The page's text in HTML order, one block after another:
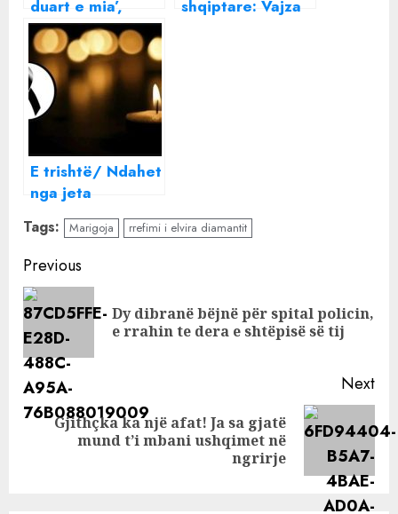
duart e mia’,
gazetarja e
njohur shqiptare
rrëfen momentin
e trishtë
shqiptare: Vajza
E trishtë/ Ndahet
nga jeta
shkrimtari i
njohur shqiptar
Tags: Marigoja rrefimi i elvira diamantit
Continue
Reading
Previous
Dy dibranë bëjnë për spital policin,
e rrahin te dera e shtëpisë së tij
Next
Next
Gjithçka ka një afat! Ja sa gjatë
mund t’i mbani ushqimet në
ngrirje